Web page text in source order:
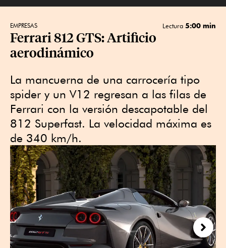
EMPRESAS Lectura 5:00 min
Ferrari 812 GTS: Artificio
aerodinámico
La mancuerna de una carrocería tipo
spider y un V12 regresan a las filas de
Ferrari con la versión descapotable del
812 Superfast. La velocidad máxima es
de 340 km/h.
Next